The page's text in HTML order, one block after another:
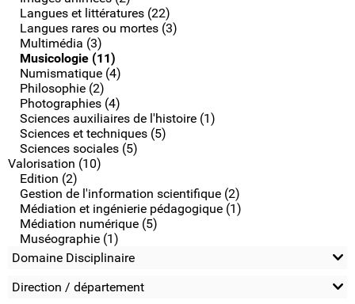
Langues et littératures (22)
Langues rares ou mortes (3)
Multimédia (3)
Musicologie (11)
Numismatique (4)
Philosophie (2)
Photographies (4)
Sciences auxiliaires de l'histoire (1)
Sciences et techniques (5)
Sciences sociales (5)
Valorisation (10)
Edition (2)
Gestion de l'information scientifique (2)
Médiation et ingénierie pédagogique (1)
Médiation numérique (5)
Muséographie (1)
Domaine Disciplinaire
Direction / département